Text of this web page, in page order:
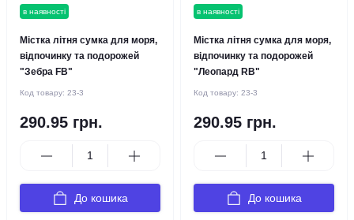
в наявності
Містка літня сумка для моря,
відпочинку та подорожей
"Зебра FB"
Код товару: 23-3
290.95 грн.
До кошика
в наявності
Містка літня сумка для моря,
відпочинку та подорожей
"Леопард RB"
Код товару: 23-3
290.95 грн.
До кошика